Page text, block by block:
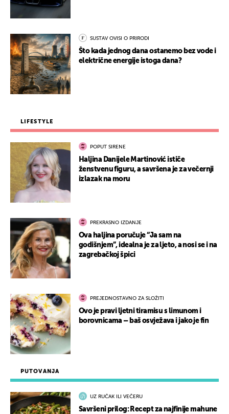
PUTOVANJA
UZ RUČAK ILI VEČERU
Savršeni prilog: Recept za najfinije mahune
SUSTAV OVISI O PRIRODI
Što kada jednog dana ostanemo bez vode i
električne energije istoga dana?
LIFESTYLE
POPUT SIRENE
Haljina Danijele Martinović ističe
ženstvenu figuru, a savršena je za večernji
izlazak na moru
PREKRASNO IZDANJE
Ova haljina poručuje “Ja sam na
godišnjem”, idealna je za ljeto, a nosi se i na
zagrebačkoj špici
PREJEDNOSTAVNO ZA SLOŽITI
Ovo je pravi ljetni tiramisu s limunom i
borovnicama – baš osvježava i jako je fin